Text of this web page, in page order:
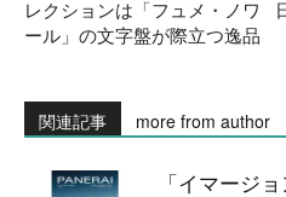
レクションは「フュメ・ノワ
ール」の文字盤が際立つ逸品
関連記事 more from author
「イマージ